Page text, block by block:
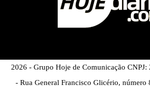
2026 - Grupo Hoje de Comunicação
- Rua General Francisco Glicério, número